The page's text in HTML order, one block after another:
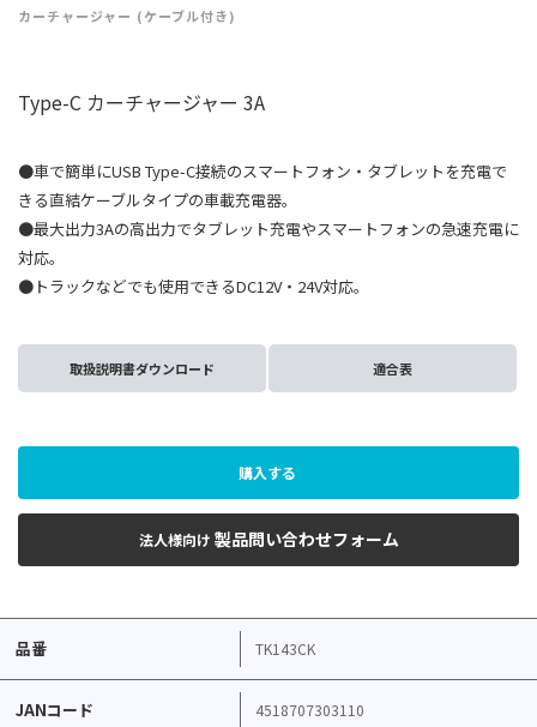
カーチャージャー (ケーブル付き)
Type-C カーチャージャー 3A
●車で簡単にUSB Type-C接続のスマートフォン・タブレットを充電で
きる直結ケーブルタイプの車載充電器。
●最大出力3Aの高出力でタブレット充電やスマートフォンの急速充電に
対応。
●トラックなどでも使用できるDC12V・24V対応。
取扱説明書ダウンロード 適合表
購入する
法人様向け 製品問い合わせフォーム
品番 TK143CK
JANコード 4518707303110